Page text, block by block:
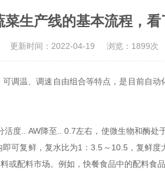
菜生产线的基本流程，
更新时间：2022-04-19 浏览：1899次
调温、调速自由组合等特点，是目前自
.. AW降至.. 0.7左右，使微生物和酶处
可复鲜，复水比为1：3.5～10.5，复鲜
或配料市场。例如，快餐食品中的配料